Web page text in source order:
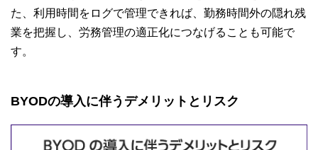
た、利用時間をログで管理できれば、勤務時間外の隠れ残
業を把握し、労務管理の適正化につなげることも可能で
す。
BYODの導入に伴うデメリットとリスク